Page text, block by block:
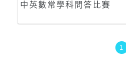
中英數常學科問答比賽
1